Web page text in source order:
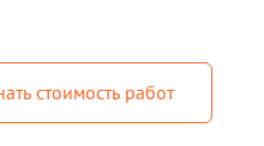
стоимость работ